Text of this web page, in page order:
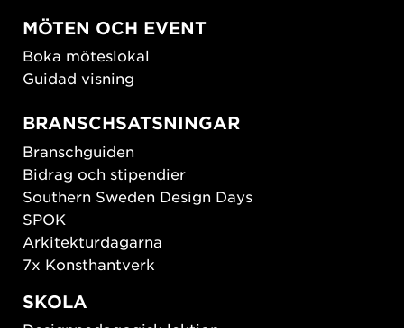
MÖTEN OCH EVENT
Boka möteslokal
Guidad visning
BRANSCHSATSNINGAR
Branschguiden
Bidrag och stipendier
Southern Sweden Design Days
SPOK
Arkitekturdagarna
7x Konsthantverk
SKOLA